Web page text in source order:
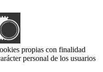
propias con finalidad
personal de los usuarios